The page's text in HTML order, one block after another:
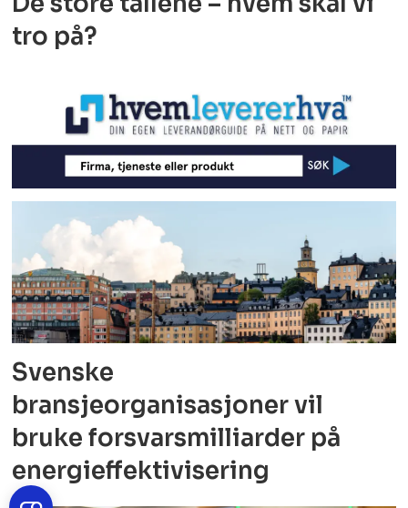
tro på?
Svenske
bransjeorganisasjoner vil
bruke forsvarsmilliarder på
energieffektivisering